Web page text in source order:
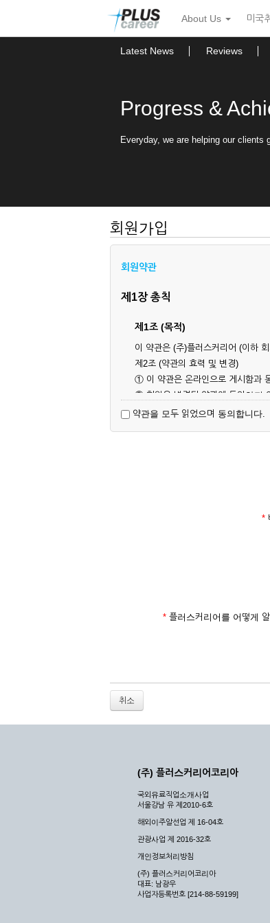
뉴
토
About Us 미국
Latest News Reviews
Progress &
Everyday, we are helping our clients
회원가입
회원약관
제1장 총칙
제1조 (목적)
이 약관은 (주)플러스커리어 (이하
제2조 (약관의 효력 및 변경)
① 이 약관은 온라인으로 게시함과
② 회원은 변경된 약관에 동의하지
대해 동의한 것으로 간주됩니다.
제3조 (약관의 외 준칙)
이 약관에 명시되지 않은 사항은 회
① 서비스 이용계약은 서비스 이용
② 회원가입시 입력한 ID는 변경할
③ 회사는 아래의 각 호에 해당하
2. 개인정보를 허위로 기재하여 신
8. 기타 회사가 정한 제반 사항을 위
② 시스템 점검, 교체 및 고장, 기술
③ 기타 회사는 서비스를 제공할 수
④ 회사는 제 2항 및 제 3항의 사유
제3장 권리 및 의무
제6조 (회사의 의무)
① 회사는 특별한 사정이 없는 한
② 회사는 이용자의 개인 신상 정
약관을 모두 읽었으며 동의합니다.
*
* 플러스커리어를 어떻게
취소
(주) 플러스커리어코리아
국외유료직업소개사업
서울강남 유 제2010-6호
해외이주알선업 제 16-04호
관광사업 제 2016-32호
개인정보처리방침
(주) 플러스커리어코리아
대표: 남광우
사업자등록번호 [214-88-59199]